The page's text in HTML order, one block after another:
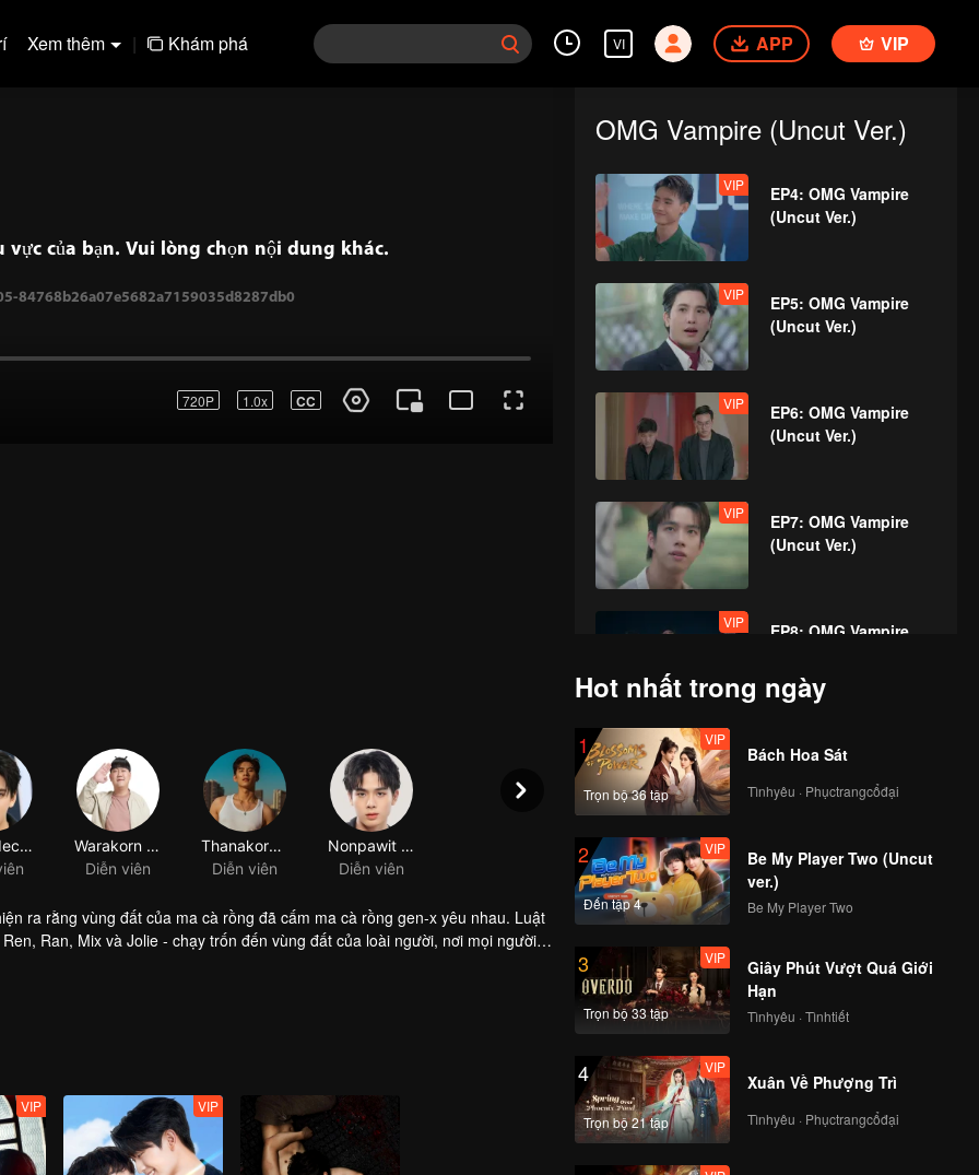
Xem thêm | Khám phá VI APP VIP
720P 1.0x CC
OMG Vampire (Uncut Ver.)
VIP
EP4: OMG Vampire
(Uncut Ver.)
VIP
EP5: OMG Vampire
(Uncut Ver.)
VIP
EP6: OMG Vampire
(Uncut Ver.)
VIP
EP7: OMG Vampire
(Uncut Ver.)
VIP
EP8: OMG Vampire
Thanadech Deeseesuk
Warakorn Waruncharernthorn
Diễn viên
Thanakorn Kuljarassombat
Diễn viên
Nonpawit Lertrommayanant
Diễn viên
ra rằng vùng đất của ma cà rồng đã cấm ma cà rồng gen-x yêu nhau. Luật
Ran, Mix và Jolie - chạy trốn đến vùng đất của loài người, nơi mọi người
Họ sẽ cần ghi tên mình vào sổ Sự Sống và sống trong cơ thể của con người
thể đoán trước.
trái tim tan vỡ. Cuộc sống ở vùng đất của con người trở nên hỗn loạn khi
cho anh ta.
VIP VIP
Hot nhất trong ngày
1
Trọn bộ 36 tập
VIP
Bách Hoa Sát
Tìnhyêu · Phụctrangcổđại
2
Đến tập 4
VIP
Be My Player Two (Uncut
ver.)
Be My Player Two
3
Trọn bộ 33 tập
VIP
Giây Phút Vượt Quá Giới
Hạn
Tìnhyêu · Tìnhtiết
4
Trọn bộ 21 tập
VIP
Xuân Về Phượng Trì
Tìnhyêu · Phụctrangcổđại